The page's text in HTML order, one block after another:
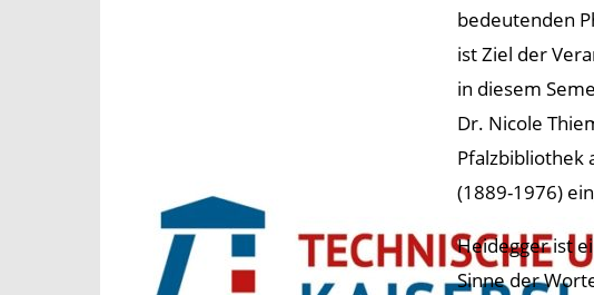
bedeutenden
ist Ziel der
in diesem
Dr. Nicole
Pfalzbibliothek
(1889-1976)
Heidegger ist
Sinne der